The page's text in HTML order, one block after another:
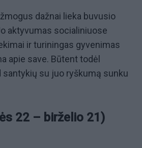
dažnai lieka buvusio
aktyvumas socialiniuose
ir turiningas gyvenimas
apie save. Būtent todėl
santykių su juo ryškumą sunku
22 – birželio 21)